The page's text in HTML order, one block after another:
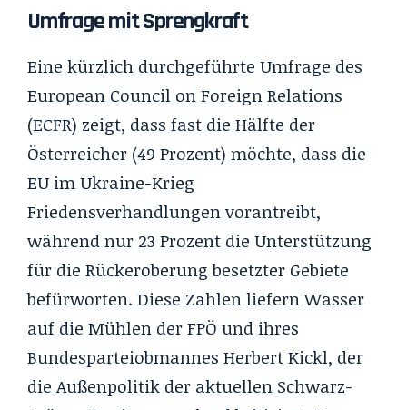
Umfrage mit Sprengkraft
Eine kürzlich durchgeführte Umfrage des
European Council on Foreign Relations
(ECFR) zeigt, dass fast die Hälfte der
Österreicher (49 Prozent) möchte, dass die
EU im Ukraine-Krieg
Friedensverhandlungen vorantreibt,
während nur 23 Prozent die Unterstützung
für die Rückeroberung besetzter Gebiete
befürworten. Diese Zahlen liefern Wasser
auf die Mühlen der FPÖ und ihres
Bundesparteiobmannes Herbert Kickl, der
die Außenpolitik der aktuellen Schwarz-